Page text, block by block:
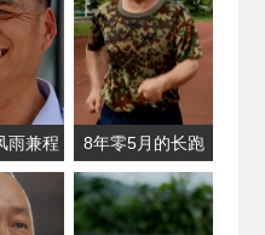
雨兼程 8年零5月的长跑